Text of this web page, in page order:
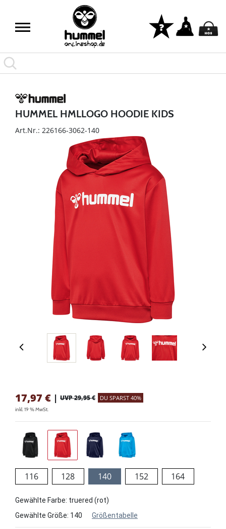
HUMMEL HMLLOGO HOODIE KIDS
Art.Nr.: 226166-3062-140
17,97 € | UVP 29,95 € DU SPARST 40%
inkl. 19 % MwSt.
116 128 140 152 164
Gewählte Farbe: truered (rot)
Gewählte Größe: 140 Größentabelle